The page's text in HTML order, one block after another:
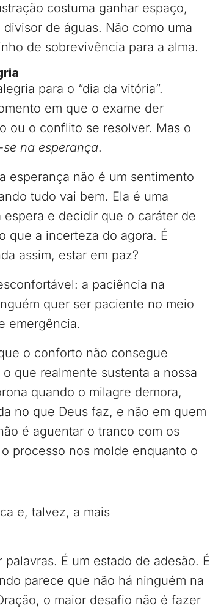
costuma ganhar espaço,
divisor de águas. Não como uma
de sobrevivência para a alma.
para o “dia da vitória”.
em que o exame der
ou o conflito se resolver. Mas o
na esperança.
esperança não é um sentimento
tudo vai bem. Ela é uma
e decidir que o caráter de
que a incerteza do agora. É
assim, estar em paz?
a paciência na
quer ser paciente no meio
emergência.
o conforto não consegue
que realmente sustenta a nossa
quando o milagre demora,
no que Deus faz, e não em quem
é aguentar o tranco com os
processo nos molde enquanto o
e, talvez, a mais
É um estado de adesão. É
parece que não há ninguém na
o maior desafio não é fazer